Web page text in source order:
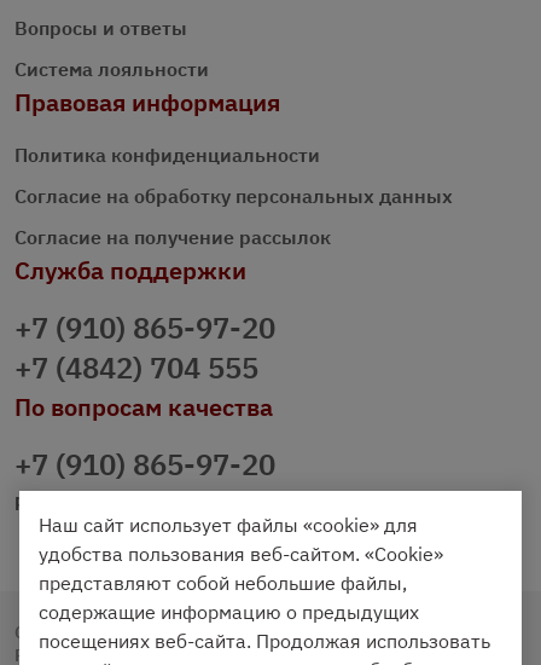
Вопросы и ответы
Система лояльности
Правовая информация
Политика конфиденциальности
Согласие на обработку персональных данных
Согласие на получение рассылок
Служба поддержки
+7 (910) 865-97-20
+7 (4842) 704 555
По вопросам качества
+7 (910) 865-97-20
prazdnichniy40@palmi.ru
Copyright © 2020 - 2026. Праздничный Стол.
Разработка и продвижение - Vegas Studio
Наш сайт использует файлы «cookie» для
удобства пользования веб-сайтом. «Cookie»
представляют собой небольшие файлы,
содержащие информацию о предыдущих
посещениях веб-сайта. Продолжая использовать